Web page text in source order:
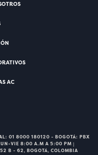
AC
01 8000 180120 - BOGOTÁ: PBX
VIE 8:00 A.M A 5:00 PM |
B - 62, BOGOTÁ, COLOMBIA